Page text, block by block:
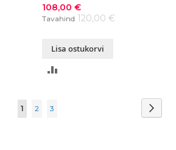
Soodushind
108,00 €
Tavahind 120,00 €
Lisa ostukorvi
Page
You're
1 Page
2 Page
3